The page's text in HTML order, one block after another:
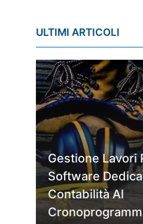
ULTIMI ARTICOLI
Gestione Lavori
Software
Contabilità Al